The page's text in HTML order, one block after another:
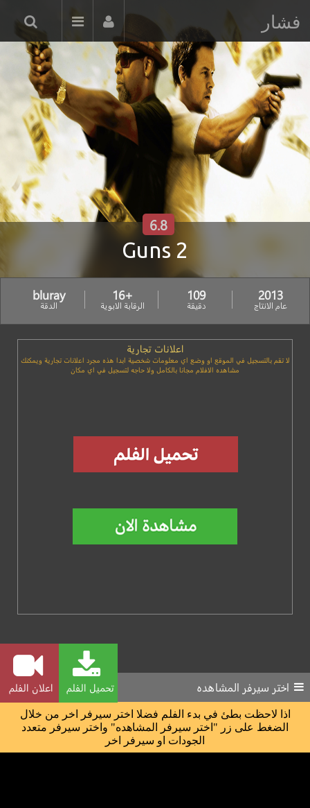
فشار
2 Guns
6.8
2013
عام الانتاج
109
دقيقة
+16
الرقابة الابوية
bluray
الدقة
اعلانات تجارية
لا تقم بالتسجيل في الموقع او وضع اي معلومات شخصية ابدا هذه مجرد اعلانات تجارية ويمكنك
مشاهده الافلام مجانا بالكامل ولا حاجه لتسجيل في اي مكان
تحميل الفلم اعلان الفلم اختر سيرفر المشاهده
اذا لاحظت بطئ في بدء الفلم فضلا اختر سيرفر اخر من خلال
الضغط على زر "اختر سيرفر المشاهده" واختر سيرفر متعدد
الجودات او سيرفر اخر